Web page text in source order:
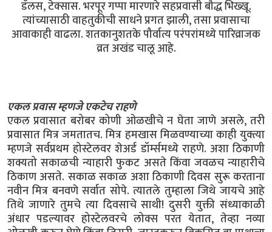
डॅलस, टेक्सास. भरपूर गप्पा मारणारे सहप्रवासी बौद्ध भिख्खू.
त्यांच्यासाठी वाहतुकीची साधने प्रगत झाली, तसा प्रवासाचा
आवाकाही वाढला. शतकानुशतके पौर्वात्य परंपरांमध्ये पारिव्राजक
व्रत अखंड चालू आहे.
एकल प्रवास म्हणजे एकटेच राहणे
एकल प्रवासात बरोबर कोणी ओळखीचे न घेता जाणे असले, तरी
प्रवासात मित्र जमतातच. मित्र हमखास मिळवण्याच्या काही युक्त्या
म्हणजे सर्वप्रथम होस्टेलवर शेअर्ड डॉर्म्समध्ये राहणे. अशा ठिकाणी
शक्यतो सकाळची न्याहारी फुकट असते किंवा जवळच न्याहारीचे
ठिकाण असते. सकाळ सकाळ अशा ठिकाणी दिवस सुरू करताना
नवीन मित्र बनवणे सर्वात सोपे. त्यातले तुम्हाला जिथे जायचे आहे
तिथे जाणारे तुमचे त्या दिवसाचे साथी! दुसरी युक्ती संध्याकाळी
अंधार पडल्यावर होस्टेलवरचे लोक्स परत येतात, तेव्हा नव्या